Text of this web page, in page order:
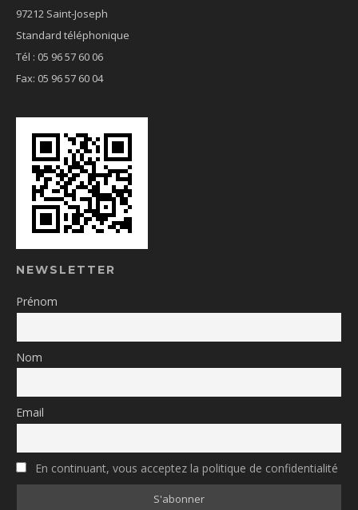
97212 Saint-Joseph
Standard téléphonique
Tél : 05 96 57 60 06
Fax: 05 96 57 60 04
NEWSLETTER
Prénom
Nom
Email
En continuant, vous acceptez la politique de confidentialité